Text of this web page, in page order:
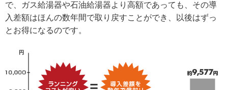
で、ガス給湯器や石油給湯器より高額であっても、その導
入差額はほんの数年間で取り戻すことができ、以後はずっ
とお得になるのです。